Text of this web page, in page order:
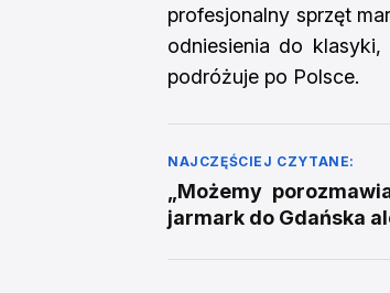
profesjonalny sprzęt
odniesienia do
podróżuje po Polsce.
NAJCZĘŚCIEJ CZYTANE:
„Możemy
jarmark do Gdańska